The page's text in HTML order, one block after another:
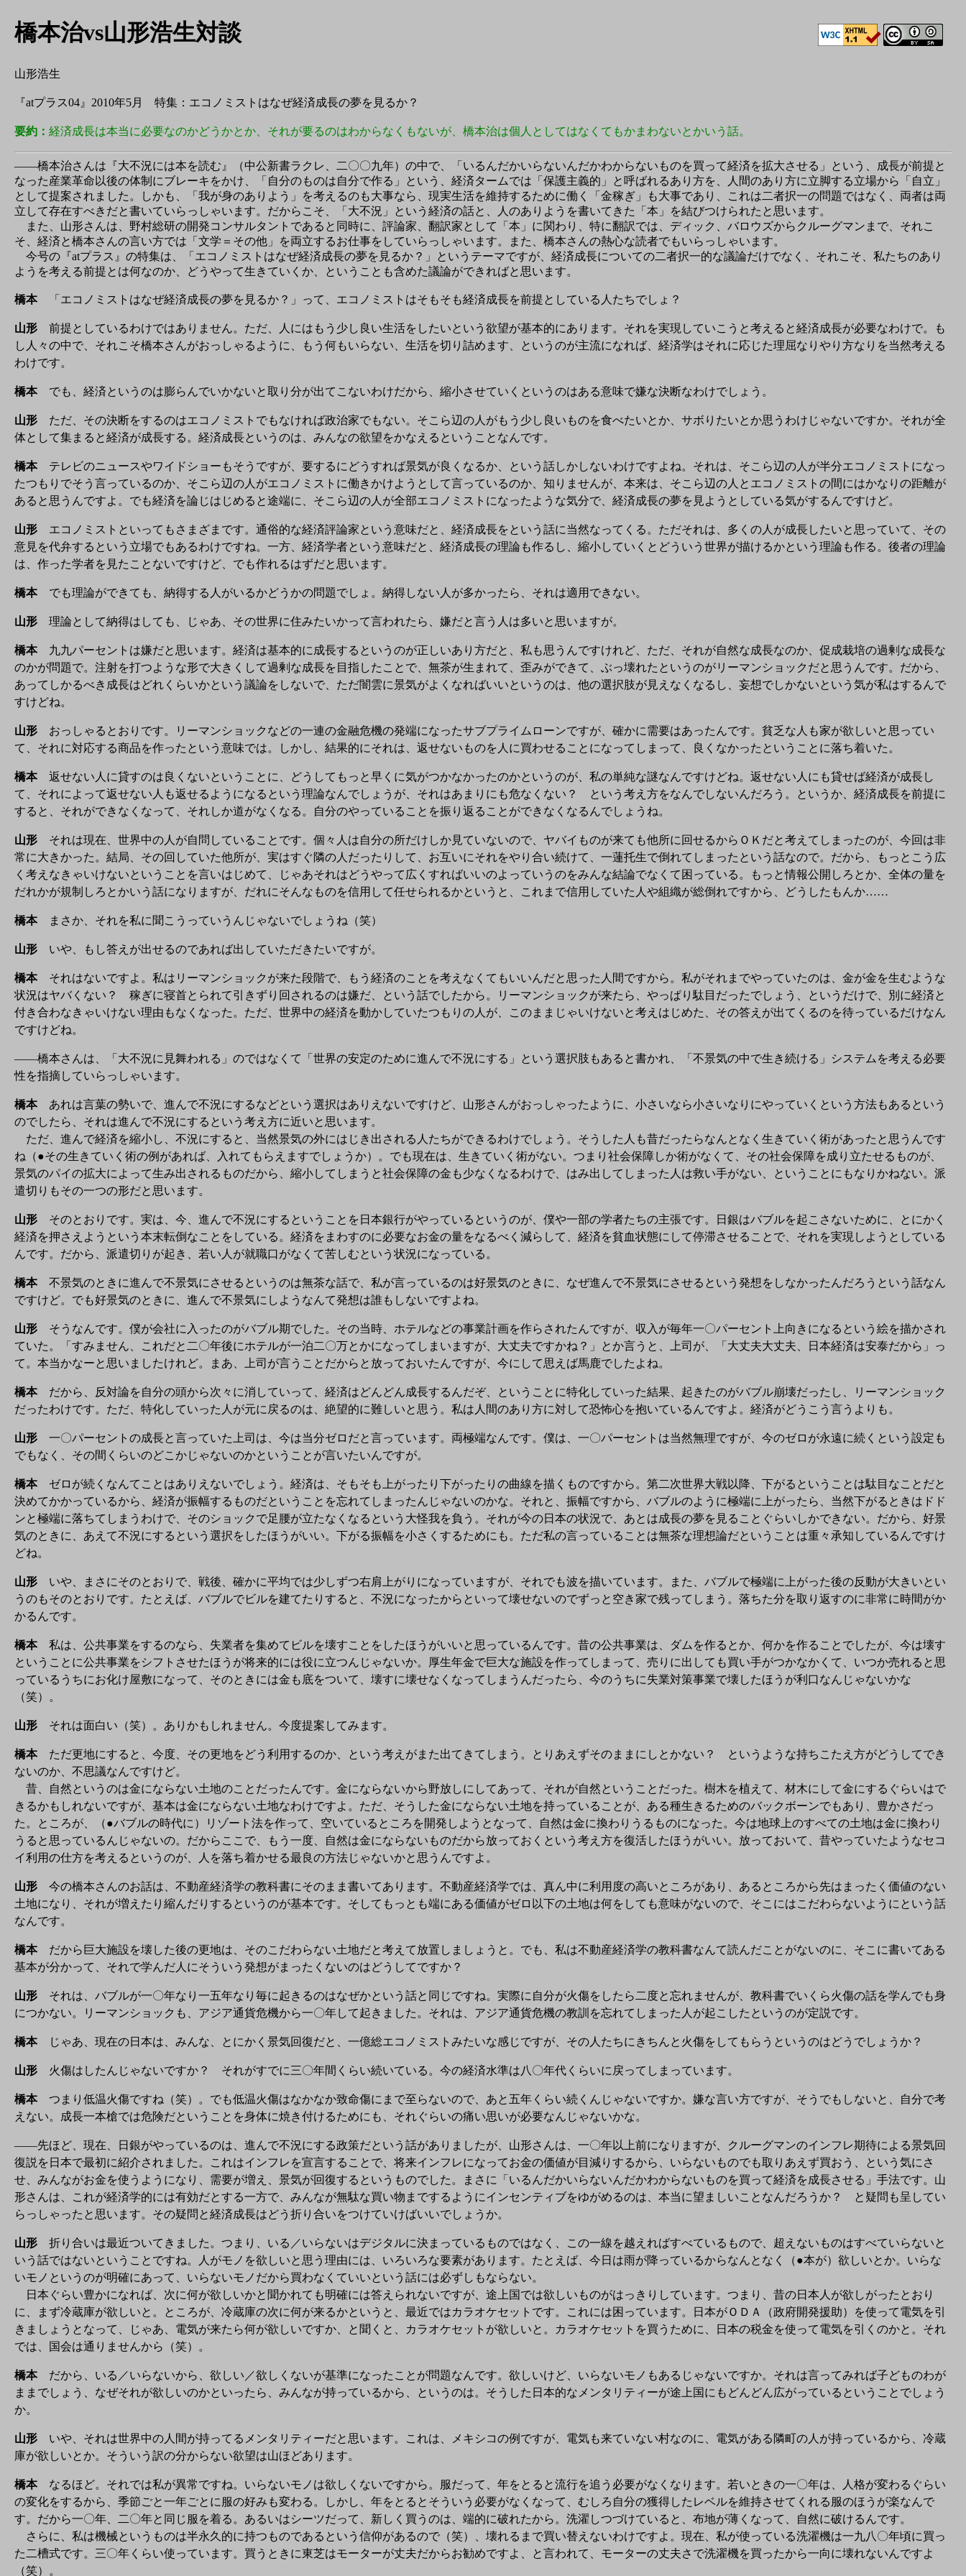
橋本治vs山形浩生対談
山形浩生
『atプラス04』2010年5月 特集：エコノミストはなぜ経済成長の夢を見るか？
要約： 経済成長は本当に必要なのかどうかとか、それが要るのはわからなくもないが、橋本治は個人としてはなくてもかまわないとかいう話。
——橋本治さんは『大不況には本を読む』（中公新書ラクレ、二〇〇九年）の中で、「いるんだかいらないんだかわからないものを買って経済を拡大させる」という、成長が前提と
なった産業革命以後の体制にブレーキをかけ、「自分のものは自分で作る」という、経済タームでは「保護主義的」と呼ばれるあり方を、人間のあり方に立脚する立場から「自立」
として提案されました。しかも、「我が身のありよう」を考えるのも大事なら、現実生活を維持するために働く「金稼ぎ」も大事であり、これは二者択一の問題ではなく、両者は両
立して存在すべきだと書いていらっしゃいます。だからこそ、「大不況」という経済の話と、人のありようを書いてきた「本」を結びつけられたと思います。
また、山形さんは、野村総研の開発コンサルタントであると同時に、評論家、翻訳家として「本」に関わり、特に翻訳では、ディック、バロウズからクルーグマンまで、それこ
そ、経済と橋本さんの言い方では「文学＝その他」を両立するお仕事をしていらっしゃいます。また、橋本さんの熱心な読者でもいらっしゃいます。
今号の『atプラス』の特集は、「エコノミストはなぜ経済成長の夢を見るか？」というテーマですが、経済成長についての二者択一的な議論だけでなく、それこそ、私たちのあり
ようを考える前提とは何なのか、どうやって生きていくか、ということも含めた議論ができればと思います。
橋本「エコノミストはなぜ経済成長の夢を見るか？」って、エコノミストはそもそも経済成長を前提としている人たちでしょ？
山形 前提としているわけではありません。ただ、人にはもう少し良い生活をしたいという欲望が基本的にあります。それを実現していこうと考えると経済成長が必要なわけで。も
し人々の中で、それこそ橋本さんがおっしゃるように、もう何もいらない、生活を切り詰めます、というのが主流になれば、経済学はそれに応じた理屈なりやり方なりを当然考える
わけです。
橋本でも、経済というのは膨らんでいかないと取り分が出てこないわけだから、縮小させていくというのはある意味で嫌な決断なわけでしょう。
山形 ただ、その決断をするのはエコノミストでもなければ政治家でもない。そこら辺の人がもう少し良いものを食べたいとか、サボりたいとか思うわけじゃないですか。それが全
体として集まると経済が成長する。経済成長というのは、みんなの欲望をかなえるということなんです。
橋本テレビのニュースやワイドショーもそうですが、要するにどうすれば景気が良くなるか、という話しかしないわけですよね。それは、そこら辺の人が半分エコノミストになっ
たつもりでそう言っているのか、そこら辺の人がエコノミストに働きかけようとして言っているのか、知りませんが、本来は、そこら辺の人とエコノミストの間にはかなりの距離が
あると思うんですよ。でも経済を論じはじめると途端に、そこら辺の人が全部エコノミストになったような気分で、経済成長の夢を見ようとしている気がするんですけど。
山形 エコノミストといってもさまざまです。通俗的な経済評論家という意味だと、経済成長をという話に当然なってくる。ただそれは、多くの人が成長したいと思っていて、その
意見を代弁するという立場でもあるわけですね。一方、経済学者という意味だと、経済成長の理論も作るし、縮小していくとどういう世界が描けるかという理論も作る。後者の理論
は、作った学者を見たことないですけど、でも作れるはずだと思います。
橋本でも理論ができても、納得する人がいるかどうかの問題でしょ。納得しない人が多かったら、それは適用できない。
山形 理論として納得はしても、じゃあ、その世界に住みたいかって言われたら、嫌だと言う人は多いと思いますが。
橋本九九パーセントは嫌だと思います。経済は基本的に成長するというのが正しいあり方だと、私も思うんですけれど、ただ、それが自然な成長なのか、促成栽培の過剰な成長な
のかが問題で。注射を打つような形で大きくして過剰な成長を目指したことで、無茶が生まれて、歪みができて、ぶっ壊れたというのがリーマンショックだと思うんです。だから、
あってしかるべき成長はどれくらいかという議論をしないで、ただ闇雲に景気がよくなればいいというのは、他の選択肢が見えなくなるし、妄想でしかないという気が私はするんで
すけどね。
山形 おっしゃるとおりです。リーマンショックなどの一連の金融危機の発端になったサブプライムローンですが、確かに需要はあったんです。貧乏な人も家が欲しいと思ってい
て、それに対応する商品を作ったという意味では。しかし、結果的にそれは、返せないものを人に買わせることになってしまって、良くなかったということに落ち着いた。
橋本返せない人に貸すのは良くないということに、どうしてもっと早くに気がつかなかったのかというのが、私の単純な謎なんですけどね。返せない人にも貸せば経済が成長し
て、それによって返せない人も返せるようになるという理論なんでしょうが、それはあまりにも危なくない？ という考え方をなんでしないんだろう。というか、経済成長を前提に
すると、それができなくなって、それしか道がなくなる。自分のやっていることを振り返ることができなくなるんでしょうね。
山形 それは現在、世界中の人が自問していることです。個々人は自分の所だけしか見ていないので、ヤバイものが来ても他所に回せるからＯＫだと考えてしまったのが、今回は非
常に大きかった。結局、その回していた他所が、実はすぐ隣の人だったりして、お互いにそれをやり合い続けて、一蓮托生で倒れてしまったという話なので。だから、もっとこう広
く考えなきゃいけないということを言いはじめて、じゃあそれはどうやって広くすればいいのよっていうのをみんな結論でなくて困っている。もっと情報公開しろとか、全体の量を
だれかが規制しろとかいう話になりますが、だれにそんなものを信用して任せられるかというと、これまで信用していた人や組織が総倒れですから、どうしたもんか……
橋本まさか、それを私に聞こうっていうんじゃないでしょうね（笑）
山形 いや、もし答えが出せるのであれば出していただきたいですが。
橋本それはないですよ。私はリーマンショックが来た段階で、もう経済のことを考えなくてもいいんだと思った人間ですから。私がそれまでやっていたのは、金が金を生むような
状況はヤバくない？ 稼ぎに寝首とられて引きずり回されるのは嫌だ、という話でしたから。リーマンショックが来たら、やっぱり駄目だったでしょう、というだけで、別に経済と
付き合わなきゃいけない理由もなくなった。ただ、世界中の経済を動かしていたつもりの人が、このままじゃいけないと考えはじめた、その答えが出てくるのを待っているだけなん
ですけどね。
——橋本さんは、「大不況に見舞われる」のではなくて「世界の安定のために進んで不況にする」という選択肢もあると書かれ、「不景気の中で生き続ける」システムを考える必要
性を指摘していらっしゃいます。
橋本あれは言葉の勢いで、進んで不況にするなどという選択はありえないですけど、山形さんがおっしゃったように、小さいなら小さいなりにやっていくという方法もあるという
のでしたら、それは進んで不況にするという考え方に近いと思います。
ただ、進んで経済を縮小し、不況にすると、当然景気の外にはじき出される人たちができるわけでしょう。そうした人も昔だったらなんとなく生きていく術があったと思うんです
ね（●その生きていく術の例があれば、入れてもらえますでしょうか）。でも現在は、生きていく術がない。つまり社会保障しか術がなくて、その社会保障を成り立たせるものが、
景気のパイの拡大によって生み出されるものだから、縮小してしまうと社会保障の金も少なくなるわけで、はみ出してしまった人は救い手がない、ということにもなりかねない。派
遣切りもその一つの形だと思います。
山形 そのとおりです。実は、今、進んで不況にするということを日本銀行がやっているというのが、僕や一部の学者たちの主張です。日銀はバブルを起こさないために、とにかく
経済を押さえようという本末転倒なことをしている。経済をまわすのに必要なお金の量をなるべく減らして、経済を貧血状態にして停滞させることで、それを実現しようとしている
んです。だから、派遣切りが起き、若い人が就職口がなくて苦しむという状況になっている。
橋本不景気のときに進んで不景気にさせるというのは無茶な話で、私が言っているのは好景気のときに、なぜ進んで不景気にさせるという発想をしなかったんだろうという話なん
ですけど。でも好景気のときに、進んで不景気にしようなんて発想は誰もしないですよね。
山形 そうなんです。僕が会社に入ったのがバブル期でした。その当時、ホテルなどの事業計画を作らされたんですが、収入が毎年一〇パーセント上向きになるという絵を描かされ
ていた。「すみません、これだと二〇年後にホテルが一泊二〇万とかになってしまいますが、大丈夫ですかね？」とか言うと、上司が、「大丈夫大丈夫、日本経済は安泰だから」っ
て。本当かなーと思いましたけれど。まあ、上司が言うことだからと放っておいたんですが、今にして思えば馬鹿でしたよね。
橋本だから、反対論を自分の頭から次々に消していって、経済はどんどん成長するんだぞ、ということに特化していった結果、起きたのがバブル崩壊だったし、リーマンショック
だったわけです。ただ、特化していった人が元に戻るのは、絶望的に難しいと思う。私は人間のあり方に対して恐怖心を抱いているんですよ。経済がどうこう言うよりも。
山形 一〇パーセントの成長と言っていた上司は、今は当分ゼロだと言っています。両極端なんです。僕は、一〇パーセントは当然無理ですが、今のゼロが永遠に続くという設定も
でもなく、その間くらいのどこかじゃないのかということが言いたいんですが。
橋本ゼロが続くなんてことはありえないでしょう。経済は、そもそも上がったり下がったりの曲線を描くものですから。第二次世界大戦以降、下がるということは駄目なことだと
決めてかかっているから、経済が振幅するものだということを忘れてしまったんじゃないのかな。それと、振幅ですから、バブルのように極端に上がったら、当然下がるときはドド
ンと極端に落ちてしまうわけで、そのショックで足腰が立たなくなるという大怪我を負う。それが今の日本の状況で、あとは成長の夢を見ることぐらいしかできない。だから、好景
気のときに、あえて不況にするという選択をしたほうがいい。下がる振幅を小さくするためにも。ただ私の言っていることは無茶な理想論だということは重々承知しているんですけ
どね。
山形 いや、まさにそのとおりで、戦後、確かに平均では少しずつ右肩上がりになっていますが、それでも波を描いています。また、バブルで極端に上がった後の反動が大きいとい
うのもそのとおりです。たとえば、バブルでビルを建てたりすると、不況になったからといって壊せないのでずっと空き家で残ってしまう。落ちた分を取り返すのに非常に時間がか
かるんです。
橋本私は、公共事業をするのなら、失業者を集めてビルを壊すことをしたほうがいいと思っているんです。昔の公共事業は、ダムを作るとか、何かを作ることでしたが、今は壊す
ということに公共事業をシフトさせたほうが将来的には役に立つんじゃないか。厚生年金で巨大な施設を作ってしまって、売りに出しても買い手がつかなかくて、いつか売れると思
っているうちにお化け屋敷になって、そのときには金も底をついて、壊すに壊せなくなってしまうんだったら、今のうちに失業対策事業で壊したほうが利口なんじゃないかな
（笑）。
山形 それは面白い（笑）。ありかもしれません。今度提案してみます。
橋本ただ更地にすると、今度、その更地をどう利用するのか、という考えがまた出てきてしまう。とりあえずそのままにしとかない？ というような持ちこたえ方がどうしてでき
ないのか、不思議なんですけど。
昔、自然というのは金にならない土地のことだったんです。金にならないから野放しにしてあって、それが自然ということだった。樹木を植えて、材木にして金にするぐらいはで
きるかもしれないですが、基本は金にならない土地なわけですよ。ただ、そうした金にならない土地を持っていることが、ある種生きるためのバックボーンでもあり、豊かさだっ
た。ところが、（●バブルの時代に）リゾート法を作って、空いているところを開発しようとなって、自然は金に換わりうるものになった。今は地球上のすべての土地は金に換わり
うると思っているんじゃないの。だからここで、もう一度、自然は金にならないものだから放っておくという考え方を復活したほうがいい。放っておいて、昔やっていたようなセコ
イ利用の仕方を考えるというのが、人を落ち着かせる最良の方法じゃないかと思うんですよ。
山形 今の橋本さんのお話は、不動産経済学の教科書にそのまま書いてあります。不動産経済学では、真ん中に利用度の高いところがあり、あるところから先はまったく価値のない
土地になり、それが増えたり縮んだりするというのが基本です。そしてもっとも端にある価値がゼロ以下の土地は何をしても意味がないので、そこにはこだわらないようにという話
なんです。
橋本だから巨大施設を壊した後の更地は、そのこだわらない土地だと考えて放置しましょうと。でも、私は不動産経済学の教科書なんて読んだことがないのに、そこに書いてある
基本が分かって、それで学んだ人にそういう発想がまったくないのはどうしてですか？
山形 それは、バブルが一〇年なり一五年なり毎に起きるのはなぜかという話と同じですね。実際に自分が火傷をしたら二度と忘れませんが、教科書でいくら火傷の話を学んでも身
につかない。リーマンショックも、アジア通貨危機から一〇年して起きました。それは、アジア通貨危機の教訓を忘れてしまった人が起こしたというのが定説です。
橋本じゃあ、現在の日本は、みんな、とにかく景気回復だと、一億総エコノミストみたいな感じですが、その人たちにきちんと火傷をしてもらうというのはどうでしょうか？
山形 火傷はしたんじゃないですか？ それがすでに三〇年間くらい続いている。今の経済水準は八〇年代くらいに戻ってしまっています。
橋本つまり低温火傷ですね（笑）。でも低温火傷はなかなか致命傷にまで至らないので、あと五年くらい続くんじゃないですか。嫌な言い方ですが、そうでもしないと、自分で考
えない。成長一本槍では危険だということを身体に焼き付けるためにも、それぐらいの痛い思いが必要なんじゃないかな。
——先ほど、現在、日銀がやっているのは、進んで不況にする政策だという話がありましたが、山形さんは、一〇年以上前になりますが、クルーグマンのインフレ期待による景気回
復説を日本で最初に紹介されました。これはインフレを宣言することで、将来インフレになってお金の価値が目減りするから、いらないものでも取りあえず買おう、という気にさ
せ、みんながお金を使うようになり、需要が増え、景気が回復するというものでした。まさに「いるんだかいらないんだかわからないものを買って経済を成長させる」手法です。山
形さんは、これが経済学的には有効だとする一方で、みんなが無駄な買い物までするようにインセンティブをゆがめるのは、本当に望ましいことなんだろうか？ と疑問も呈してい
らっしゃったと思います。その疑問と経済成長はどう折り合いをつけていけばいいでしょうか。
山形 折り合いは最近ついてきました。つまり、いる／いらないはデジタルに決まっているものではなく、この一線を越えればすべているもので、超えないものはすべていらないと
いう話ではないということですね。人がモノを欲しいと思う理由には、いろいろな要素があります。たとえば、今日は雨が降っているからなんとなく（●本が）欲しいとか。いらな
いモノというのが明確にあって、いらないモノだから買わなくていいという話には必ずしもならない。
日本ぐらい豊かになれば、次に何が欲しいかと聞かれても明確には答えられないですが、途上国では欲しいものがはっきりしています。つまり、昔の日本人が欲しがったとおり
に、まず冷蔵庫が欲しいと。ところが、冷蔵庫の次に何が来るかというと、最近ではカラオケセットです。これには困っています。日本がＯＤＡ（政府開発援助）を使って電気を引
きましょうとなって、じゃあ、電気が来たら何が欲しいですか、と聞くと、カラオケセットが欲しいと。カラオケセットを買うために、日本の税金を使って電気を引くのかと。それ
では、国会は通りませんから（笑）。
橋本だから、いる／いらないから、欲しい／欲しくないが基準になったことが問題なんです。欲しいけど、いらないモノもあるじゃないですか。それは言ってみれば子どものわが
ままでしょう、なぜそれが欲しいのかといったら、みんなが持っているから、というのは。そうした日本的なメンタリティーが途上国にもどんどん広がっているということでしょう
か。
山形 いや、それは世界中の人間が持ってるメンタリティーだと思います。これは、メキシコの例ですが、電気も来ていない村なのに、電気がある隣町の人が持っているから、冷蔵
庫が欲しいとか。そういう訳の分からない欲望は山ほどあります。
橋本なるほど。それでは私が異常ですね。いらないモノは欲しくないですから。服だって、年をとると流行を追う必要がなくなります。若いときの一〇年は、人格が変わるぐらい
の変化をするから、季節ごと一年ごとに服の好みも変わる。しかし、年をとるとそういう必要がなくなって、むしろ自分の獲得したレベルを維持させてくれる服のほうが楽なんで
す。だから一〇年、二〇年と同じ服を着る。あるいはシーツだって、新しく買うのは、端的に破れたから。洗濯しつづけていると、布地が薄くなって、自然に破けるんです。
さらに、私は機械というものは半永久的に持つものであるという信仰があるので（笑）、壊れるまで買い替えないわけですよ。現在、私が使っている洗濯機は一九八〇年頃に買っ
た二槽式です。三〇年くらい使っています。買うときに東芝はモーターが丈夫だからお勧めですよ、と言われて、モーターの丈夫さで洗濯機を買ったから一向に壊れないんですよ
（笑）。